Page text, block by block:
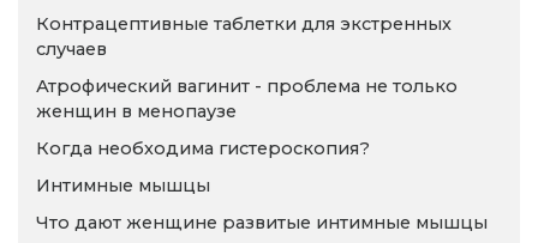
Контрацептивные таблетки для экстренных
случаев
Атрофический вагинит - проблема не только
женщин в менопаузе
Когда необходима гистероскопия?
Интимные мышцы
Что дают женщине развитые интимные мышцы